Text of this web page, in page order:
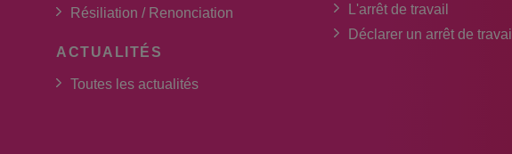
Résiliation / Renonciation
ACTUALITÉS
Toutes les actualités
L'arrêt de travail
Déclarer un arrêt de travail